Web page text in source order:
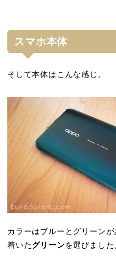
スマホ本体
そして本体はこんな感じ。
カラーはブルーとグリーン
着いたグリーンを選びました